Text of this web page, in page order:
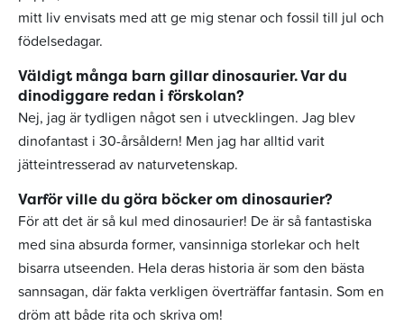
mitt liv envisats med att ge mig stenar och fossil till jul och
födelsedagar.
Väldigt många barn gillar dinosaurier. Var du
dinodiggare redan i förskolan?
Nej, jag är tydligen något sen i utvecklingen. Jag blev
dinofantast i 30-årsåldern! Men jag har alltid varit
jätteintresserad av naturvetenskap.
Varför ville du göra böcker om dinosaurier?
För att det är så kul med dinosaurier! De är så fantastiska
med sina absurda former, vansinniga storlekar och helt
bisarra utseenden. Hela deras historia är som den bästa
sannsagan, där fakta verkligen överträffar fantasin. Som en
dröm att både rita och skriva om!